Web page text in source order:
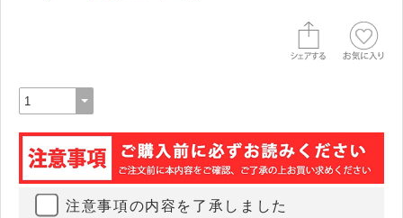
注意事項の内容を了承しました